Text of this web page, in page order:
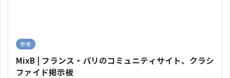
参考
MixB | フランス・パリのコミュニティサイト、クラシ
ファイド掲示板